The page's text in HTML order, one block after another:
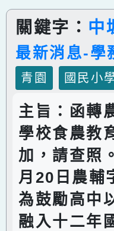
關鍵字： 中
最新消息-學
青園
國民小
主旨：函轉
學校食農教
加，請查照
月20日農輔
為鼓勵高中
融入十二年